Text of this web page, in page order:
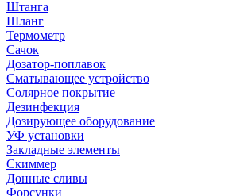
Штанга
Шланг
Термометр
Сачок
Дозатор-поплавок
Сматывающее устройство
Солярное покрытие
Дезинфекция
Дозирующее оборудование
УФ установки
Закладные элементы
Скиммер
Донные сливы
Форсунки